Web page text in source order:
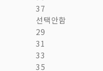
37
선택안함
29
31
33
35